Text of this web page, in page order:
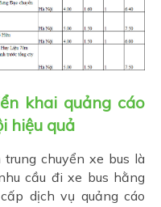
khai quảng cáo
hiệu quả
chuyển xe bus là
cầu đi xe bus hằng
dịch vụ quảng cáo